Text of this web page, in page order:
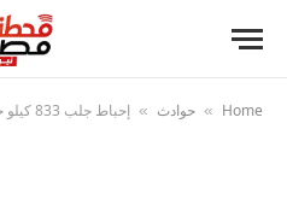
Home
» حوادث » إحباط جلب 833 كيلو حشيش وتنفيذ 68 ألف حكم قضائي في 24 ساعة